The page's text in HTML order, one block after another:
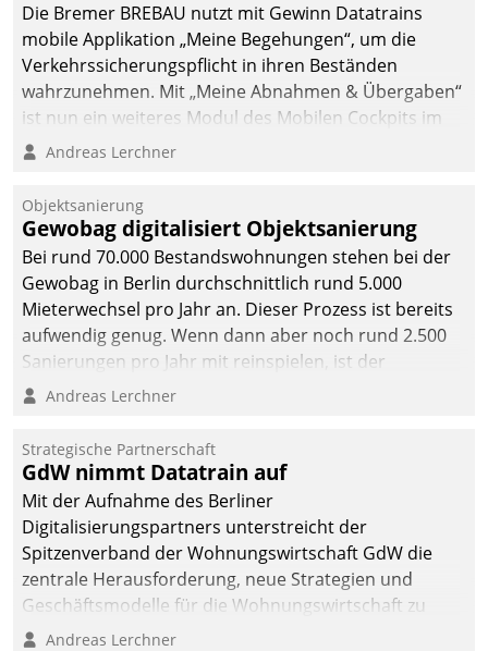
Die Bremer BREBAU nutzt mit Gewinn Datatrains
mobile Applikation „Meine Begehungen“, um die
Verkehrssicherungspflicht in ihren Beständen
wahrzunehmen. Mit „Meine Abnahmen & Übergaben“
ist nun ein weiteres Modul des Mobilen Cockpits im
Einsatz.
Andreas Lerchner
Objektsanierung
Gewobag digitalisiert Objektsanierung
Bei rund 70.000 Bestandswohnungen stehen bei der
Gewobag in Berlin durchschnittlich rund 5.000
Mieterwechsel pro Jahr an. Dieser Prozess ist bereits
aufwendig genug. Wenn dann aber noch rund 2.500
Sanierungen pro Jahr mit reinspielen, ist der
Betreuungs- und Organisationsaufwand immens. Im
kommunale Wohnungsbauunternehmen daher
gemeinsam mit der Berliner Datatrain GmbH den
Teilprozess der Objektsanierung digitalisiert.
Andreas Lerchner
Strategische Partnerschaft
GdW nimmt Datatrain auf
Mit der Aufnahme des Berliner
Digitalisierungspartners unterstreicht der
Spitzenverband der Wohnungswirtschaft GdW die
zentrale Herausforderung, neue Strategien und
Geschäftsmodelle für die Wohnungswirtschaft zu
entwickeln.
Andreas Lerchner